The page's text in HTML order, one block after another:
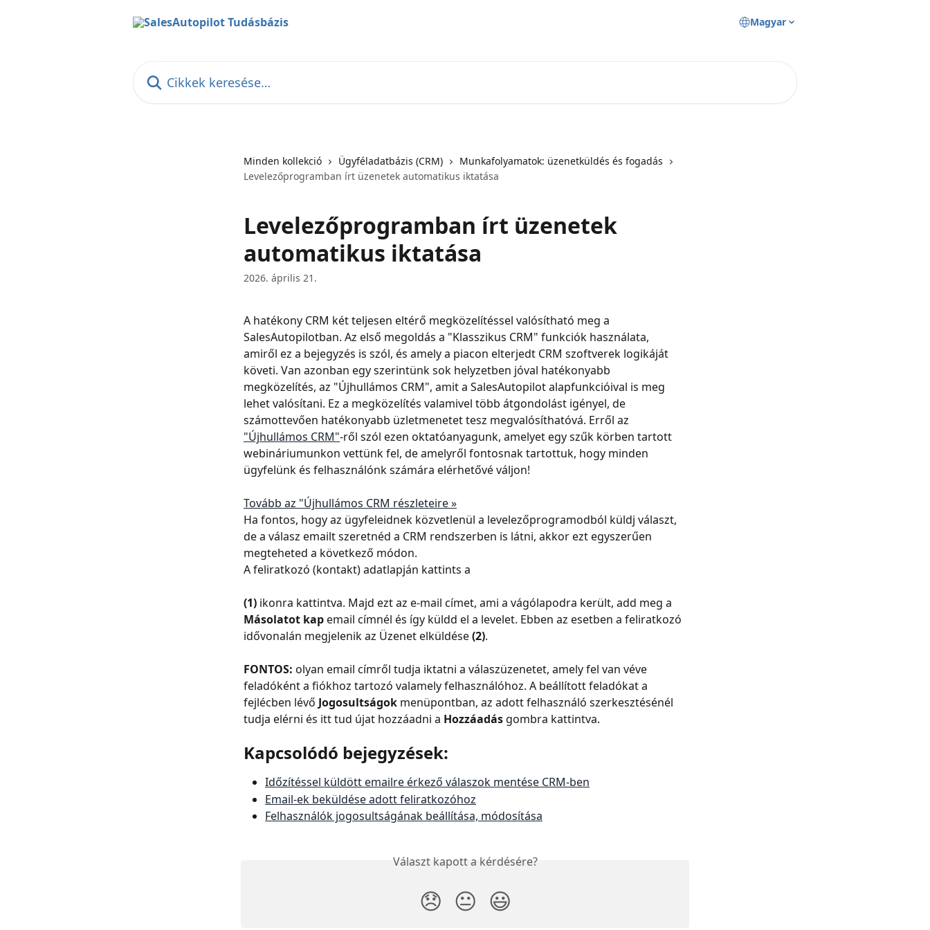
Magyar
Minden kollekció Ügyféladatbázis (CRM)
Munkafolyamatok: üzenetküldés és fogadás
Levelezőprogramban írt üzenetek automatikus iktatása
Levelezőprogramban írt üzenetek
automatikus iktatása
2026. április 21.
A hatékony CRM két teljesen eltérő megközelítéssel valósítható meg a
SalesAutopilotban. Az első megoldás a "Klasszikus CRM" funkciók használata,
amiről ez a bejegyzés is szól, és amely a piacon elterjedt CRM szoftverek logikáját
követi. Van azonban egy szerintünk sok helyzetben jóval hatékonyabb
megközelítés, az "Újhullámos CRM", amit a SalesAutopilot alapfunkcióival is meg
lehet valósítani. Ez a megközelítés valamivel több átgondolást igényel, de
számottevően hatékonyabb üzletmenetet tesz megvalósíthatóvá. Erről az
"Újhullámos CRM"-ről szól ezen oktatóanyagunk, amelyet egy szűk körben tartott
webináriumunkon vettünk fel, de amelyről fontosnak tartottuk, hogy minden
ügyfelünk és felhasználónk számára elérhetővé váljon!
Tovább az "Újhullámos CRM részleteire »
Ha fontos, hogy az ügyfeleidnek közvetlenül a levelezőprogramodból küldj választ,
de a válasz emailt szeretnéd a CRM rendszerben is látni, akkor ezt egyszerűen
megteheted a következő módon.
A feliratkozó (kontakt) adatlapján kattints a
(1) ikonra kattintva. Majd ezt az e-mail címet, ami a vágólapodra került, add meg a
Másolatot kap email címnél és így küldd el a levelet. Ebben az esetben a feliratkozó
idővonalán megjelenik az Üzenet elküldése (2).
FONTOS: olyan email címről tudja iktatni a válaszüzenetet, amely fel van véve
feladóként a fiókhoz tartozó valamely felhasználóhoz. A beállított feladókat a
fejlécben lévő Jogosultságok menüpontban, az adott felhasználó szerkesztésénél
tudja elérni és itt tud újat hozzáadni a Hozzáadás gombra kattintva.
Kapcsolódó bejegyzések:
Időzítéssel küldött emailre érkező válaszok mentése CRM-ben
Email-ek beküldése adott feliratkozóhoz
Felhasználók jogosultságának beállítása, módosítása
Választ kapott a kérdésére?
😞 😐 😃